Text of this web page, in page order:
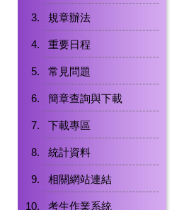
規章辦法
重要日程
常見問題
簡章查詢與下載
下載專區
統計資料
相關網站連結
考生作業系統